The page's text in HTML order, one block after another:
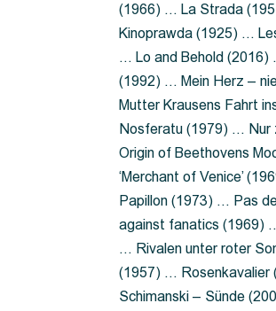
(1966) … La Strada
Kinoprawda (1925) …
… Lo and Behold
(1992) … Mein Herz –
Mutter Krausens Fahrt
Nosferatu (1979) …
Origin of Beethovens
‘Merchant of Venice’
Papillon (1973) … Pas
against fanatics (1969)
… Rivalen unter roter
(1957) … Rosenkavalier
Schimanski – Sünde